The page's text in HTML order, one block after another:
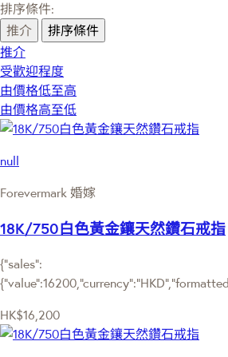
排序條件:
推介
排序條件
推介
受歡迎程度
由價格低至高
由價格高至低
null
Forevermark 婚嫁
18K/750白色黃金鑲天然鑽石戒指
{"sales":
HK$16,200